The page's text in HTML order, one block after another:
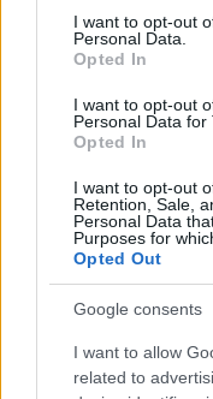
consent section.
I want to opt-out
Personal Data.
Opted In
I want to opt-out
Personal Data for
Opted In
I want to opt-out
Retention, Sale,
Personal Data
Purposes for
Opted Out
Google consents
I want to allow
related to
műemlékfelújítás
Történelmi táj,
megújul a tatai